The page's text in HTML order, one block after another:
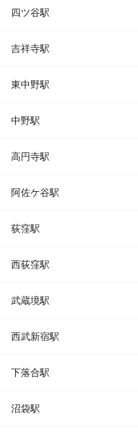
四ツ谷駅
吉祥寺駅
東中野駅
中野駅
高円寺駅
阿佐ケ谷駅
荻窪駅
西荻窪駅
武蔵境駅
西武新宿駅
下落合駅
沼袋駅